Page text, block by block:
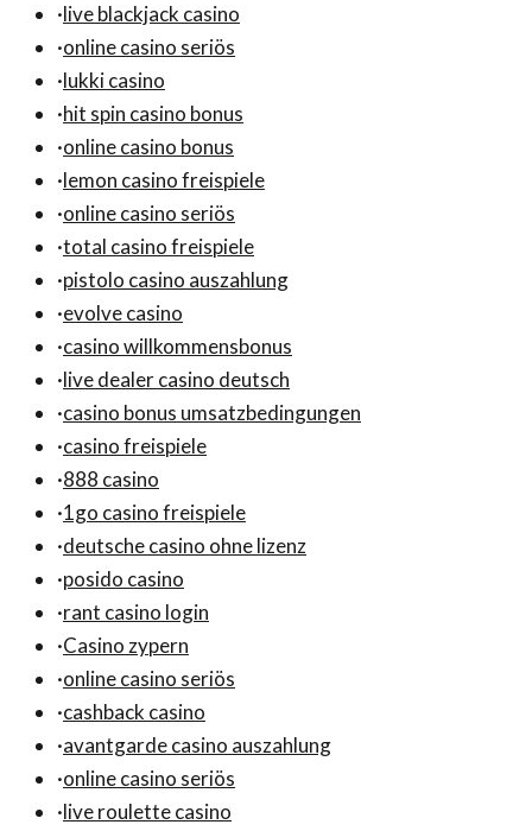
·live blackjack casino
·online casino seriös
·lukki casino
·hit spin casino bonus
·online casino bonus
·lemon casino freispiele
·online casino seriös
·total casino freispiele
·pistolo casino auszahlung
·evolve casino
·casino willkommensbonus
·live dealer casino deutsch
·casino bonus umsatzbedingungen
·casino freispiele
·888 casino
·1go casino freispiele
·deutsche casino ohne lizenz
·posido casino
·rant casino login
·Casino zypern
·online casino seriös
·cashback casino
·avantgarde casino auszahlung
·online casino seriös
·live roulette casino